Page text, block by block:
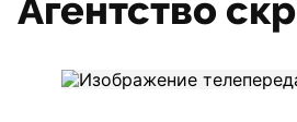
Агентство